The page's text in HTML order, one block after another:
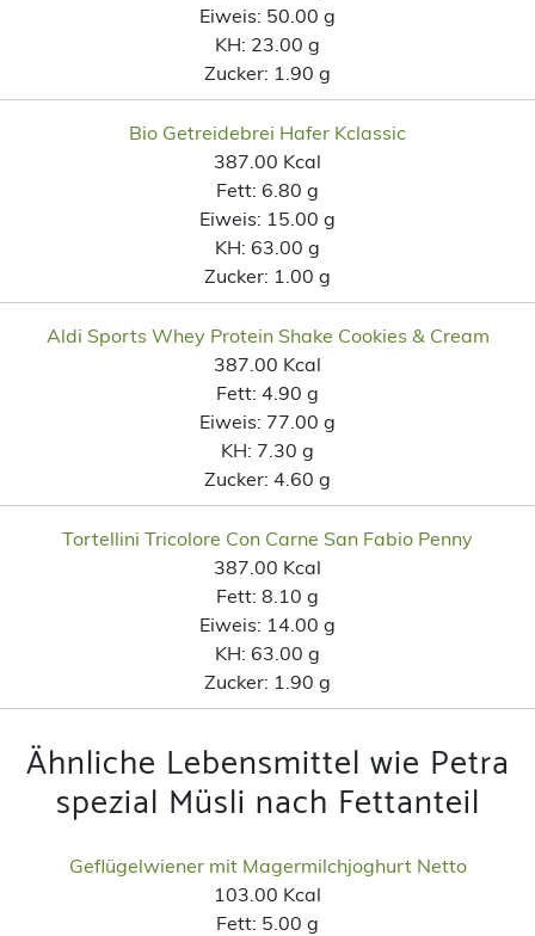
Eiweis: 50.00 g
KH: 23.00 g
Zucker: 1.90 g
Bio Getreidebrei Hafer Kclassic
387.00 Kcal
Fett: 6.80 g
Eiweis: 15.00 g
KH: 63.00 g
Zucker: 1.00 g
Aldi Sports Whey Protein Shake Cookies & Cream
387.00 Kcal
Fett: 4.90 g
Eiweis: 77.00 g
KH: 7.30 g
Zucker: 4.60 g
Tortellini Tricolore Con Carne San Fabio Penny
387.00 Kcal
Fett: 8.10 g
Eiweis: 14.00 g
KH: 63.00 g
Zucker: 1.90 g
Ähnliche Lebensmittel wie Petra
spezial Müsli nach Fettanteil
Geflügelwiener mit Magermilchjoghurt Netto
103.00 Kcal
Fett: 5.00 g